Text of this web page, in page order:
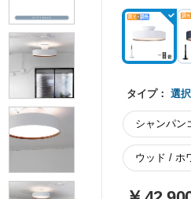
タイプ： 選
シャンパン
ウッド / ホ